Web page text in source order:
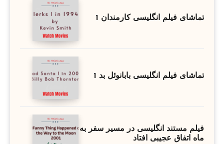
تماشای فیلم انگلیسی کارمندان 1
تماشای فیلم انگلیسی بابانوئل بد 1
فیلم مستند انگلیسی در مسیر سفر به
ماه اتفاق عجیبی افتاد